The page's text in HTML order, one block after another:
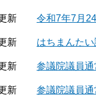
新 令和7年7月
新 はちまんた
新 参議院議員
新 参議院議員